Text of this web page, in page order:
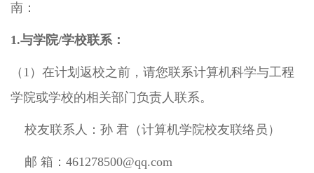
南：
1.与学院/学校联系：
（1）在计划返校之前，请您联系计算机科学与工程
学院或学校的相关部门负责人联系。
校友联系人：孙 君（计算机学院校友联络员）
邮 箱：461278500@qq.com